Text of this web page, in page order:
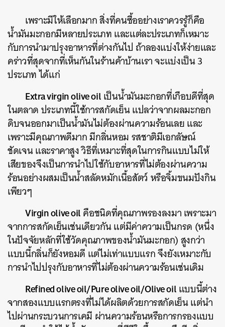
เพราะมีให้เลือกมาก สิ่งที่คนซื้ออย่างเราควรรู้ก็คือ
น้ำมันมะกอกมีหลายประเภท และแต่ละประเภทก็เหมาะ
กับการนำมาปรุงอาหารที่ต่างกันไป ถ้าลองแบ่งให้ง่ายและ
คร่าวที่สุดจากที่เห็นกันในร้านค้าบ้านเรา จะแบ่งเป็น 3
ประเภท ได้แก่
Extra virgin olive oilเป็นน้ำมันมะกอกที่เกือบดีที่สุด
ในตลาด ประเภทนี้ใช้การสกัดเย็น แปลว่าจากผลมะกอก
ดิบจนออกมาเป็นน้ำมันไม่ต้องผ่านความร้อนเลย และ
เพราะมีคุณภาพดีมาก มีกลิ่นหอม รสชาติมีเอกลัษณ์
ชัดเจน และราคาสูง วิธีที่เหมาะที่สุดในการกินแบบไม่ให้
เสียของจึงเป็นการนำไปใช้กับอาหารที่ไม่ต้องผ่านความ
ร้อนอย่างผสมเป็นน้ำสลัดหมักเนื้อสัตว์ หรือจิ้มขนมปังกิน
เพียวๆ
Virgin olive oilคือชนิดที่คุณภาพรองลงมา เพราะมา
จากการสกัดเย็นเช่นเดียวกัน แต่มีค่าความเป็นกรด (หนึ่ง
ในปัจจัยหลักที่ใช้วัดคุณภาพของน้ำมันมะกอก) สูงกว่า
แบบนี้กลิ่นก็ยังหอมดี แต่ไม่เท่าแบบแรก จึงยังเหมาะกับ
การนำไปปรุงกับอาหารที่ไม่ต้องผ่านความร้อนเช่นเดิม
Refined olive oil/Pure olive oil/Olive oilแบบนี้ต่าง
จากสองแบบแรกตรงที่ไม่ได้ผลิตด้วยการสกัดเย็น แต่นำ
ไปผ่านกระบวนการเคมี ผ่านความร้อนหรือการกรองแบบ